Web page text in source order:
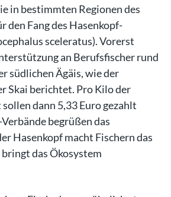
in bestimmten Regionen des
den Fang des Hasenkopf-
sceleratus). Vorerst
an Berufsfischer rund
südlichen Ägäis, wie der
Skai berichtet. Pro Kilo der
dann 5,33 Euro gezahlt
begrüßen das
Hasenkopf macht Fischern das
das Ökosystem